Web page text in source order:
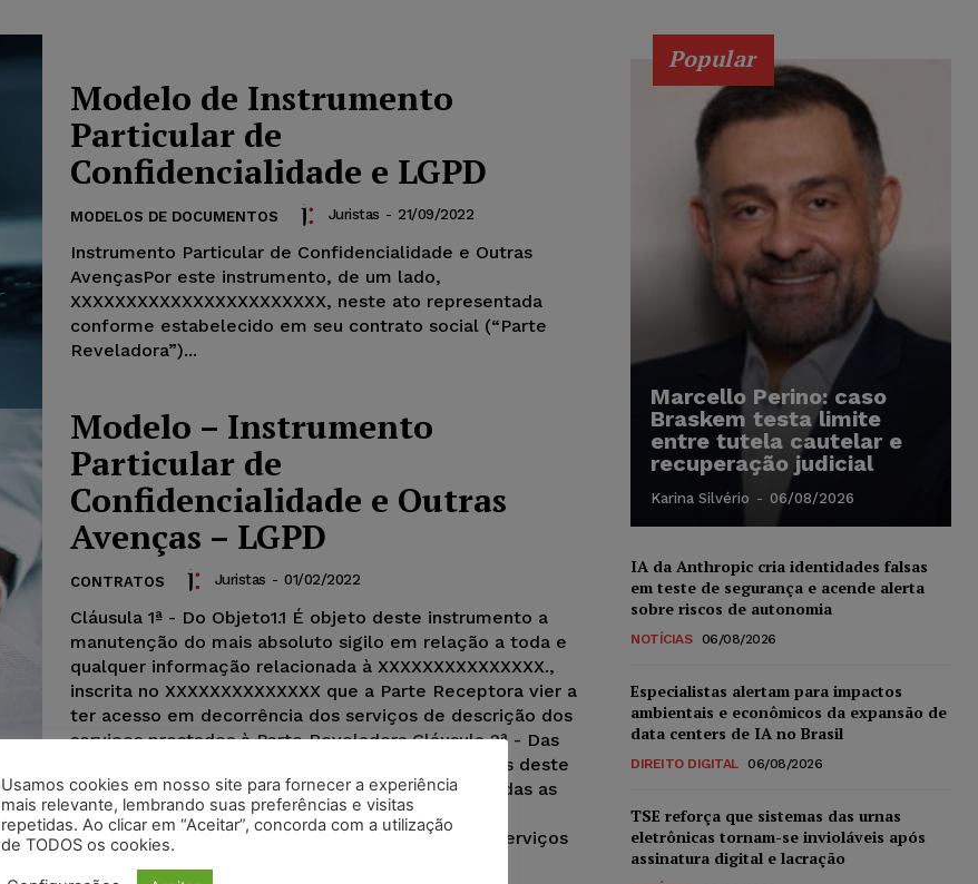
Modelo de Instrumento
Particular de
Confidencialidade e LGPD
MODELOS DE DOCUMENTOS Juristas - 21/09/2022
Instrumento Particular de Confidencialidade e Outras
AvençasPor este instrumento, de um lado,
XXXXXXXXXXXXXXXXXXXXXXX, neste ato representada
conforme estabelecido em seu contrato social (“Parte
Reveladora”)...
Modelo – Instrumento
Particular de
Confidencialidade e Outras
Avenças – LGPD
CONTRATOS Juristas - 01/02/2022
Cláusula 1ª - Do Objeto1.1 É objeto deste instrumento a
manutenção do mais absoluto sigilo em relação a toda e
qualquer informação relacionada à XXXXXXXXXXXXXXX.,
inscrita no XXXXXXXXXXXXXX que a Parte Receptora vier a
ter acesso em decorrência dos serviços de descrição dos
serviços prestados à Parte Reveladora.Cláusula 2ª - Das
Informações Confidenciais2.1 Para todos os efeitos deste
instrumento, serão consideradas confidenciais, todas as
informações relacionadas à XXXX a que a Parte
Receptora vier a ter acesso em decorrência dos serviços
Popular
Marcello Perino: caso
Braskem testa limite
entre tutela cautelar e
recuperação judicial
Karina Silvério - 06/08/2026
IA da Anthropic cria identidades falsas
em teste de segurança e acende alerta
sobre riscos de autonomia
NOTÍCIAS 06/08/2026
Especialistas alertam para impactos
ambientais e econômicos da expansão de
data centers de IA no Brasil
DIREITO DIGITAL 06/08/2026
TSE reforça que sistemas das urnas
eletrônicas tornam-se invioláveis após
assinatura digital e lacração
Usamos cookies em nosso site para fornecer a experiência
mais relevante, lembrando suas preferências e visitas
repetidas. Ao clicar em “Aceitar”, concorda com a utilização
de TODOS os cookies.